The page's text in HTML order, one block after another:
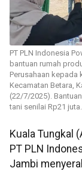
PT PLN Indonesia
bantuan rumah
Perusahaan
Kecamatan Betara,
(22/7/2025).
tani senilai Rp21
Kuala Tungkal
PT PLN
Jambi